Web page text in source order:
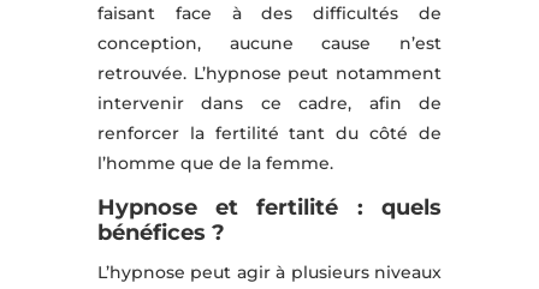
faisant face à des difficultés de
conception, aucune cause n’est
retrouvée. L’hypnose peut notamment
intervenir dans ce cadre, afin de
renforcer la fertilité tant du côté de
l’homme que de la femme.
Hypnose et fertilité : quels
bénéfices ?
L’hypnose peut agir à plusieurs niveaux